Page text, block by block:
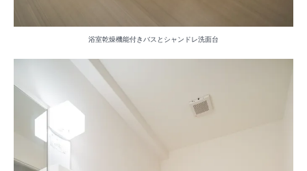
浴室乾燥機能付きバスとシャンドレ洗面台